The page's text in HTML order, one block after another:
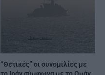
“Θετικές” οι συνομιλίες με